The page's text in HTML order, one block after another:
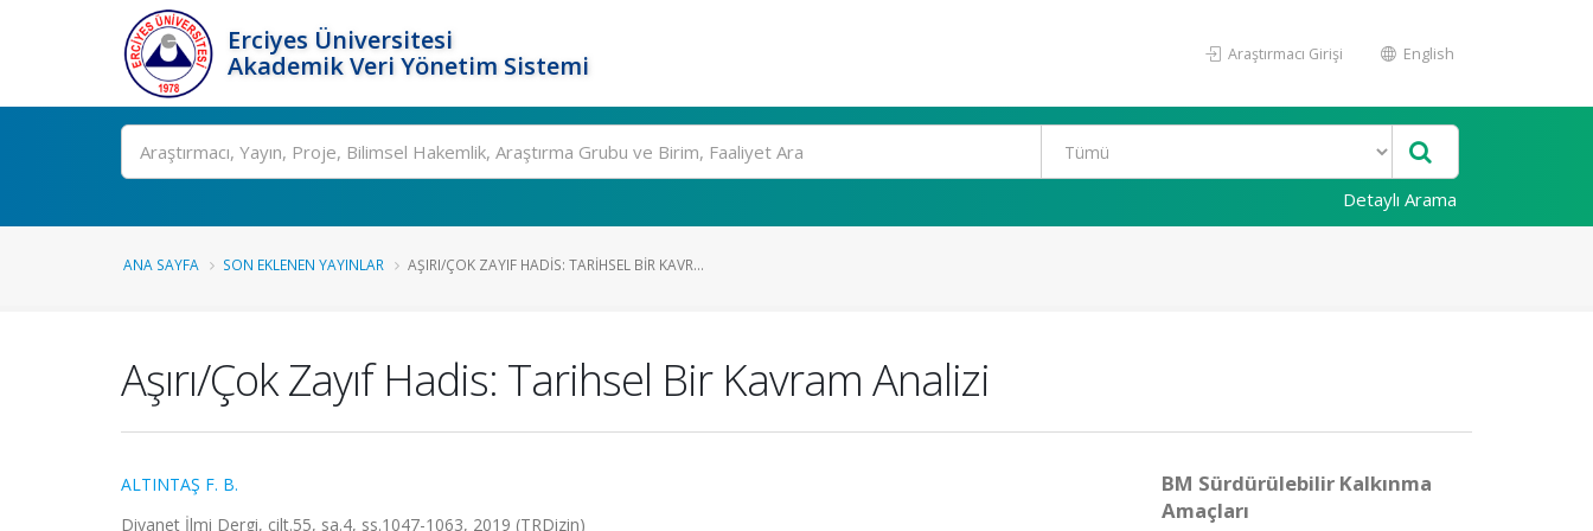
Erciyes Üniversitesi
Akademik Veri Yönetim Sistemi
Araştırmacı Girişi English
Ara
Detaylı Arama
ANA SAYFA SON EKLENEN YAYINLAR AŞIRI/ÇOK ZAYIF HADIS: TARIHSEL BIR KAVR...
Aşırı/Çok Zayıf Hadis: Tarihsel Bir Kavram Analizi
ALTINTAŞ F. B.
Diyanet İlmi Dergi, cilt.55, sa.4, ss.1047-1063, 2019 (TRDizin)
BM Sürdürülebilir Kalkınma
Amaçları